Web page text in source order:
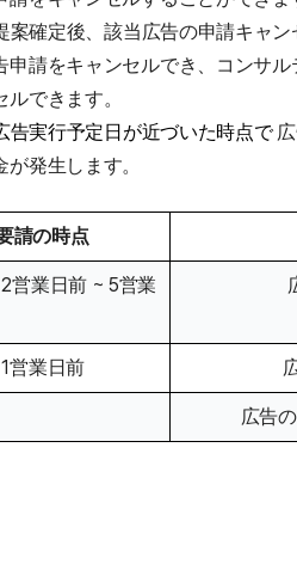
案確定後、該当広告の申請キャ
申請をキャンセルでき、コンサ
できます。
告実行予定日が近づいた時点で
発生します。
請の時点
営業日前 ~ 5営業
営業日前
広告